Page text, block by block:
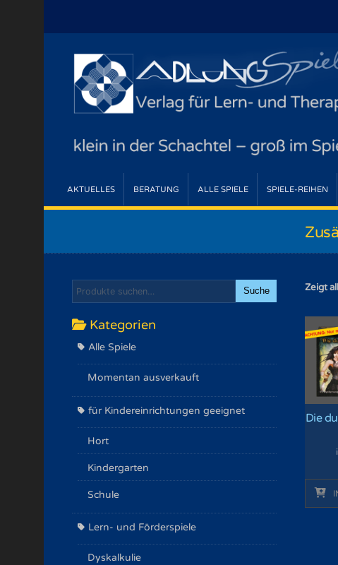
AKTUELLES BERATUNG ALLE SPIELE SPIELE-REIHEN
Zeigt
Die
Suche
Kategorien
Alle Spiele
Momentan ausverkauft
für Kindereinrichtungen geeignet
Hort
Kindergarten
Schule
Lern- und Förderspiele
Dyskalkulie